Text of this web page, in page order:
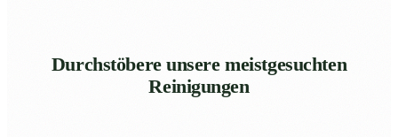
Durchstöbere unsere meistgesuchten
Reinigungen